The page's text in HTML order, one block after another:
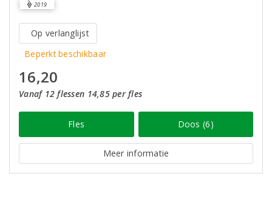
2019
Op verlanglijst
Beperkt beschikbaar
16,20
Vanaf 12 flessen 14,85 per fles
Fles Doos (6)
Meer informatie